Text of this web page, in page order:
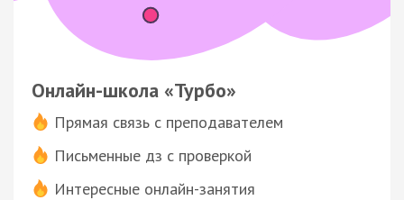
Онлайн-школа «Турбо»
Прямая связь с преподавателем
Письменные дз с проверкой
Интересные онлайн-занятия